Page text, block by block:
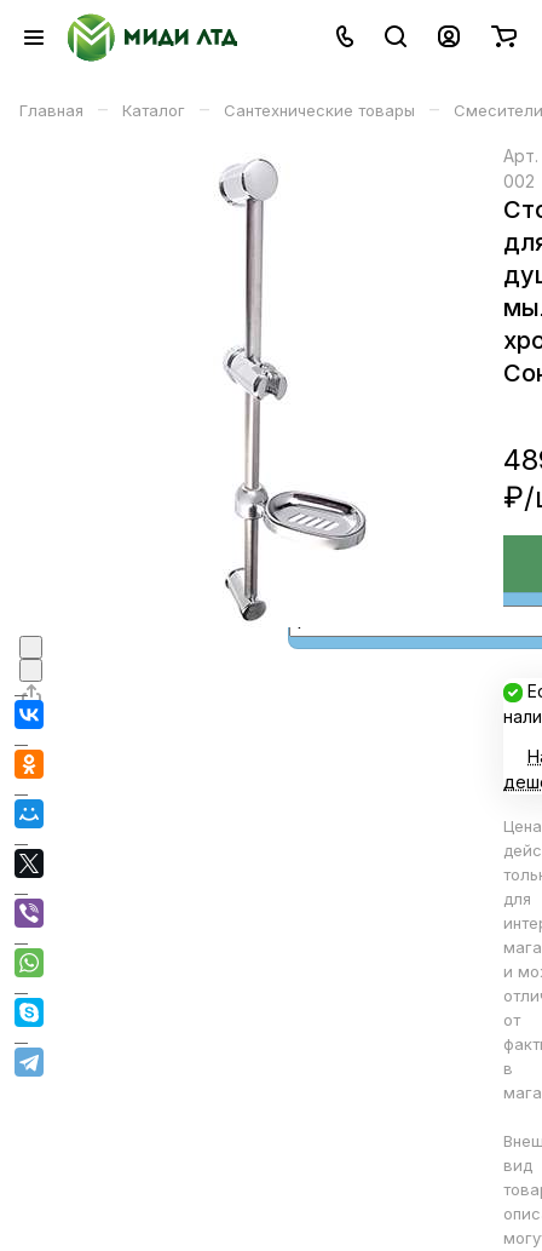
Главная – Каталог – Сантехнические товары –
Арт.
002
₽/
В корзине
Цена
для
и
от
в
вид